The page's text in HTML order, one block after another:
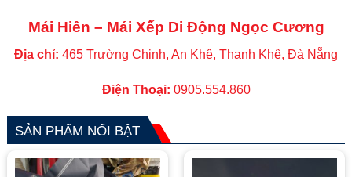
Mái Hiên – Mái Xếp Di Động Ngọc Cương
Địa chỉ: 465 Trường Chinh, An Khê, Thanh Khê, Đà Nẵng
Điện Thoại: 0905.554.860
SẢN PHẨM NỔI BẬT